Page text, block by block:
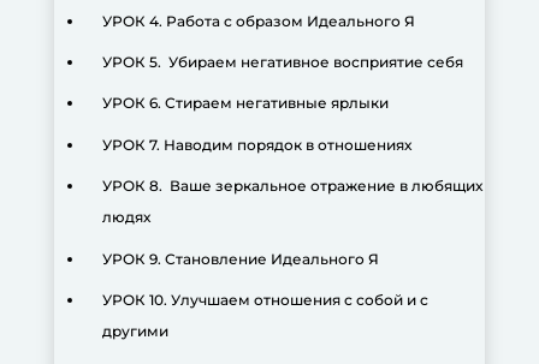
УРОК 4. Работа с образом Идеального Я
УРОК 5. Убираем негативное восприятие себя
УРОК 6. Стираем негативные ярлыки
УРОК 7. Наводим порядок в отношениях
УРОК 8. Ваше зеркальное отражение в любящих
людях
УРОК 9. Становление Идеального Я
УРОК 10. Улучшаем отношения с собой и с
другими